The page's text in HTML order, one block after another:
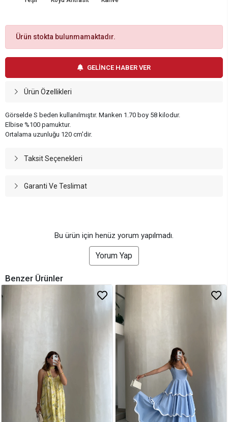
Ürün stokta bulunmamaktadır.
GELİNCE HABER VER
Ürün Özellikleri
Görselde S beden kullanılmıştır. Manken 1.70 boy 58 kilodur.
Elbise %100 pamuktur.
Ortalama uzunluğu 120 cm'dir.
Taksit Seçenekleri
Garanti Ve Teslimat
Bu ürün için henüz yorum yapılmadı.
Yorum Yap
Benzer Ürünler